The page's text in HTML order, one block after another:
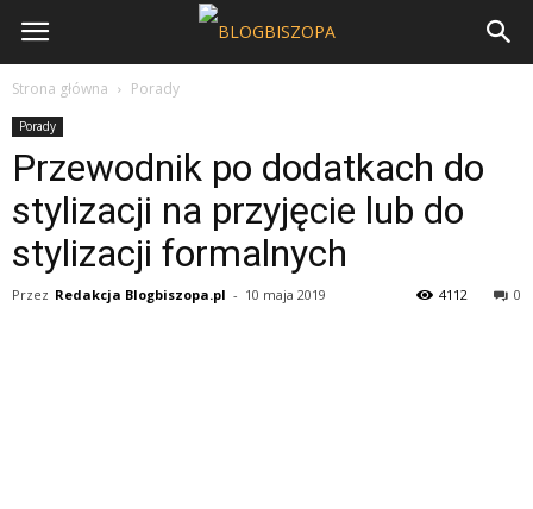
Strona główna Porady
Porady
Przewodnik po dodatkach do
stylizacji na przyjęcie lub do
stylizacji formalnych
Przez Redakcja Blogbiszopa.pl - 10 maja 2019 0
4112